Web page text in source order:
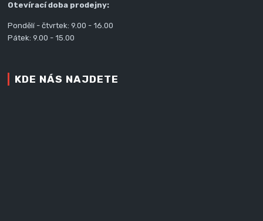
Otevírací doba prodejny:
Pondělí - čtvrtek: 9.00 - 16.00
Pátek: 9.00 - 15.00
KDE NÁS NAJDETE